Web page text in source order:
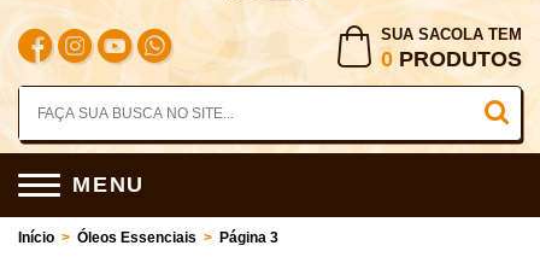
SUA SACOLA TEM
0 PRODUTOS
MENU
Início > Óleos Essenciais > Página 3